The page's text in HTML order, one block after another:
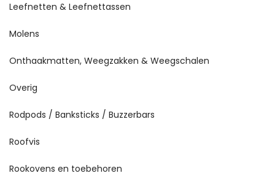
Leefnetten & Leefnettassen
Molens
Onthaakmatten, Weegzakken & Weegschalen
Overig
Rodpods / Banksticks / Buzzerbars
Roofvis
Rookovens en toebehoren